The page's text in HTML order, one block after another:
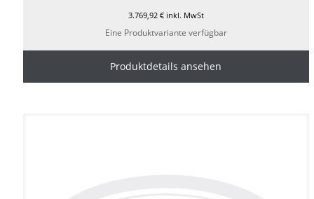
3.769,92 €inkl. MwSt
Eine Produktvariante verfügbar
Produktdetails ansehen